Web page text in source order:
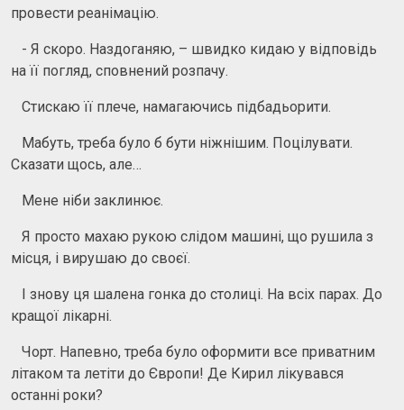
провести реанімацію.
- Я скоро. Наздоганяю, – швидко кидаю у відповідь
на її погляд, сповнений розпачу.
Стискаю її плече, намагаючись підбадьорити.
Мабуть, треба було б бути ніжнішим. Поцілувати.
Сказати щось, але…
Мене ніби заклинює.
Я просто махаю рукою слідом машині, що рушила з
місця, і вирушаю до своєї.
І знову ця шалена гонка до столиці. На всіх парах. До
кращої лікарні.
Чорт. Напевно, треба було оформити все приватним
літаком та летіти до Європи! Де Кирил лікувався
останні роки?